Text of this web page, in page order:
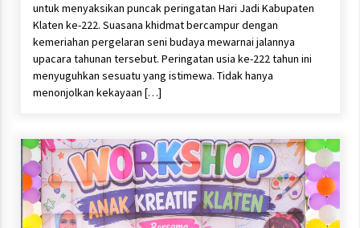
untuk menyaksikan puncak peringatan Hari Jadi Kabupaten
Klaten ke-222. Suasana khidmat bercampur dengan
kemeriahan pergelaran seni budaya mewarnai jalannya
upacara tahunan tersebut. Peringatan usia ke-222 tahun ini
menyuguhkan sesuatu yang istimewa. Tidak hanya
menonjolkan kekayaan […]